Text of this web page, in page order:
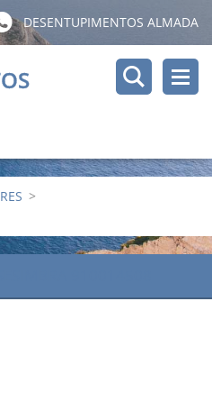
DESENTUPIMENTOS ALMADA
>